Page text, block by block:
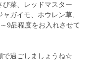
び菜、レッドマスター
ガイモ、ホウレン草、
9品程度をお入れさせて
で過ごしましょうね☆